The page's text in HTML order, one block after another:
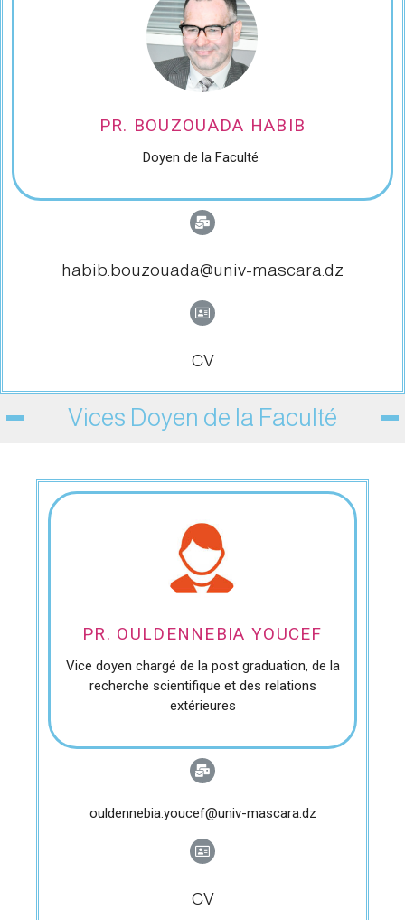
PR. BOUZOUADA HABIB
Doyen de la Faculté
habib.bouzouada@univ-mascara.dz
CV
Vices Doyen de la Faculté
PR. OULDENNEBIA YOUCEF
Vice doyen chargé de la post graduation, de la
recherche scientifique et des relations
extérieures
ouldennebia.youcef@univ-mascara.dz
CV